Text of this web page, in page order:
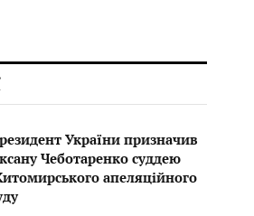
України призначив
Чеботаренко суддею
апеляційного